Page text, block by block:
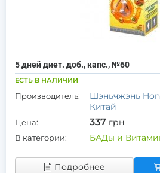
5 дней диет. доб., капс., №60
ЕСТЬ В НАЛИЧИИ
Производитель:
Шэньчжэнь
Китай
Цена: 337 грн
В категории: БАДы и
Подробнее